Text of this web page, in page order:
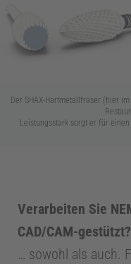
a
n
e
d
Der SHAX-Hartmetallfräser (hier im
Leistungsstark sorgt er für
Verarbeiten Sie
CAD/CAM-gestützt?
… sowohl als auch.